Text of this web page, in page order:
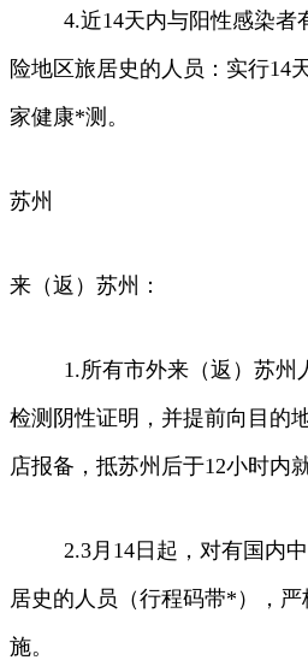
4.近14天内与阳性感染者
险地区旅居史的人员：实行14
家健康*测。
苏州
来（返）苏州：
1.所有市外来（返）苏州人
检测阴性证明，并提前向目的
店报备，抵苏州后于12小时内
2.3月14日起，对有国内中
居史的人员（行程码带*），严
施。